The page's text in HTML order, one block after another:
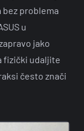
bez problema
u
jako
fizički udaljite
često znači